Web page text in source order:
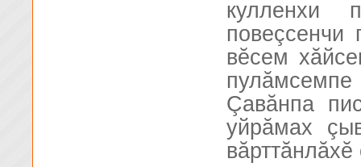
кулленхи
повеçсенчи
вĕсем
Çавăнпа
уйрăмах